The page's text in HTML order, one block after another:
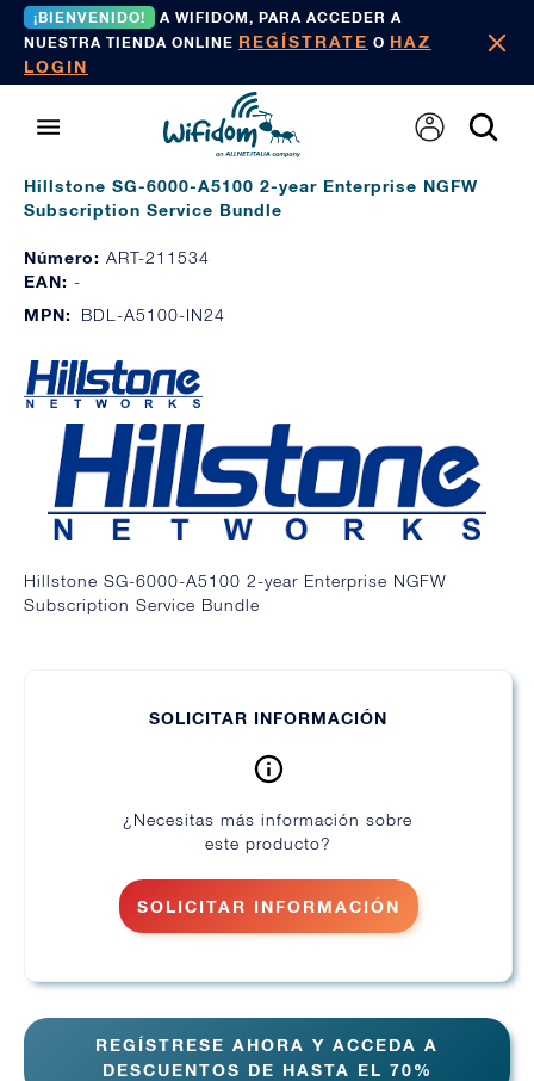
¡BIENVENIDO!
A WIFIDOM, PARA ACCEDER A
NUESTRA TIENDA ONLINE REGÍSTRATE O HAZ
LOGIN
Hillstone SG-6000-A5100 2-year Enterprise NGFW
Subscription Service Bundle
Número: ART-211534
EAN: -
MPN:
BDL-A5100-IN24
Hillstone SG-6000-A5100 2-year Enterprise NGFW
Subscription Service Bundle
SOLICITAR INFORMACIÓN
¿Necesitas más información sobre
este producto?
SOLICITAR INFORMACIÓN
REGÍSTRESE AHORA Y ACCEDA A
DESCUENTOS DE HASTA EL 70%